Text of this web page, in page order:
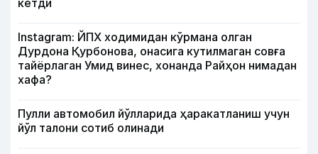
кетди
Instagram: ЙПХ ходимидан кўрмана олган
Дурдона Қурбонова, онасига кутилмаган совға
тайёрлаган Умид винес, хонанда Райҳон нимадан
хафа?
Пулли автомобил йўлларида ҳаракатланиш учун
йўл талони сотиб олинади